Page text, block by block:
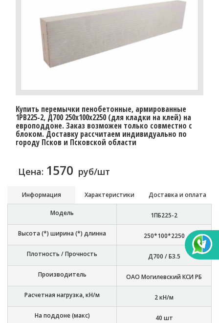
Купить перемычки пенобетонные, армированные
1PB225-2, Д700 250х100х2250 (для кладки на клей) на
европоддоне. Заказ возможен только совместно с
блоком. Доставку рассчитаем индивидуально по
городу Псков и Псковской области
Цена: 1570 руб/шт
Информация Характеристики Доставка и оплата
Модель 1ПБ225-2
Высота (*) ширина (*) длинна 250*100*2250
Плотность / Прочность Д700 / Б3.5
Производитель ОАО Могилевский КСИ РБ
Расчетная нагрузка, кН/м 2 кН/м
На поддоне (макс) 40 шт